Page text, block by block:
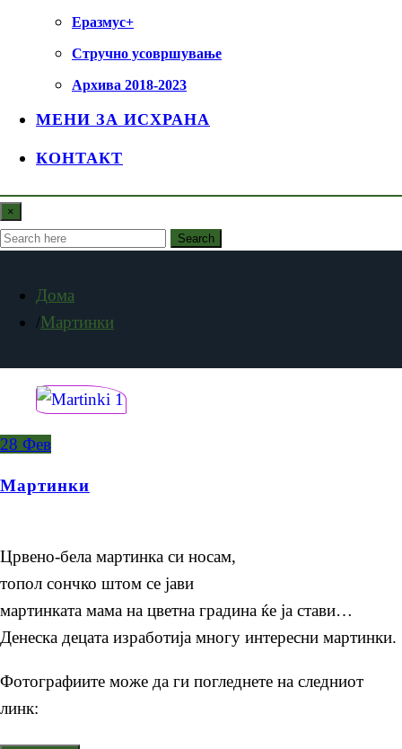
Еразмус+
Стручно усовршување
Архива 2018-2023
МЕНИ ЗА ИСХРАНА
КОНТАКТ
×
Search
Дома
Мартинки
28 Фев
Мартинки
Црвено-бела мартинка си носам,
топол сончко штом се јави
мартинката мама на цветна градина ќе ја стави…
Денеска децата изработија многу интересни мартинки.
Фотографиите може да ги погледнете на следниот
линк: